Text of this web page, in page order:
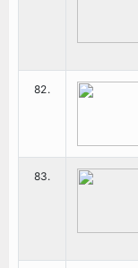
82.
83.